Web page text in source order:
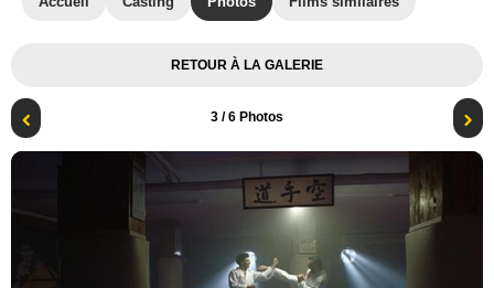
RETOUR À LA GALERIE
3 / 6 Photos